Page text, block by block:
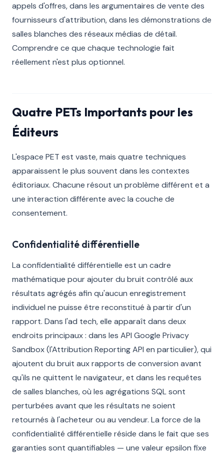
appels d'offres, dans les argumentaires de vente des
fournisseurs d'attribution, dans les démonstrations de
salles blanches des réseaux médias de détail.
Comprendre ce que chaque technologie fait
réellement n'est plus optionnel.
Quatre PETs Importants pour les
Éditeurs
L'espace PET est vaste, mais quatre techniques
apparaissent le plus souvent dans les contextes
éditoriaux. Chacune résout un problème différent et a
une interaction différente avec la couche de
consentement.
Confidentialité différentielle
La confidentialité différentielle est un cadre
mathématique pour ajouter du bruit contrôlé aux
résultats agrégés afin qu'aucun enregistrement
individuel ne puisse être reconstitué à partir d'un
rapport. Dans l'ad tech, elle apparaît dans deux
endroits principaux : dans les API Google Privacy
Sandbox (l'Attribution Reporting API en particulier), qui
ajoutent du bruit aux rapports de conversion avant
qu'ils ne quittent le navigateur, et dans les requêtes
de salles blanches, où les agrégations SQL sont
perturbées avant que les résultats ne soient
retournés à l'acheteur ou au vendeur. La force de la
confidentialité différentielle réside dans le fait que ses
garanties sont quantifiables — une valeur epsilon fixe